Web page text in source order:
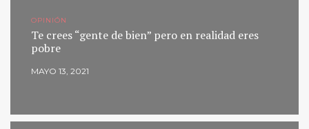
OPINIÓN
Te crees “gente de bien” pero en realidad eres
pobre
MAYO 13, 2021